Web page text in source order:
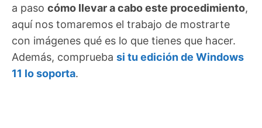
a paso cómo llevar a cabo este procedimiento,
aquí nos tomaremos el trabajo de mostrarte
con imágenes qué es lo que tienes que hacer.
Además, comprueba si tu edición de Windows
11 lo soporta.